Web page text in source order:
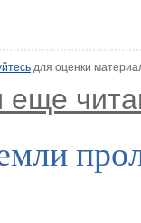
для оценки
еще